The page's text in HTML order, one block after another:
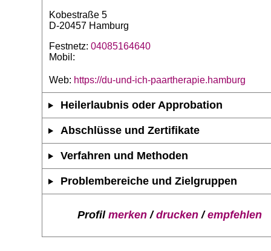
Kobestraße 5
D-20457 Hamburg
Festnetz: 04085164640
Mobil:
Web: https://du-und-ich-paartherapie.hamburg
Heilerlaubnis oder Approbation
Abschlüsse und Zertifikate
Verfahren und Methoden
Problembereiche und Zielgruppen
Profil merken/drucken/empfehlen